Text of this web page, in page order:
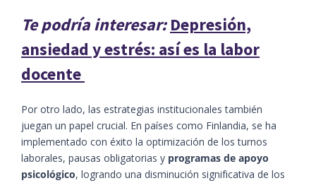
Te podría interesar: Depresión,
ansiedad y estrés: así es la labor
docente
Por otro lado, las estrategias institucionales también
juegan un papel crucial. En países como Finlandia, se ha
implementado con éxito la optimización de los turnos
laborales, pausas obligatorias y programas de apoyo
psicológico, logrando una disminución significativa de los